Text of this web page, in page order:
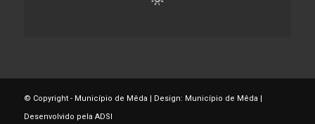
© Copyright - Município de Mêda | Design: Município de Mêda |
Desenvolvido pela ADSI